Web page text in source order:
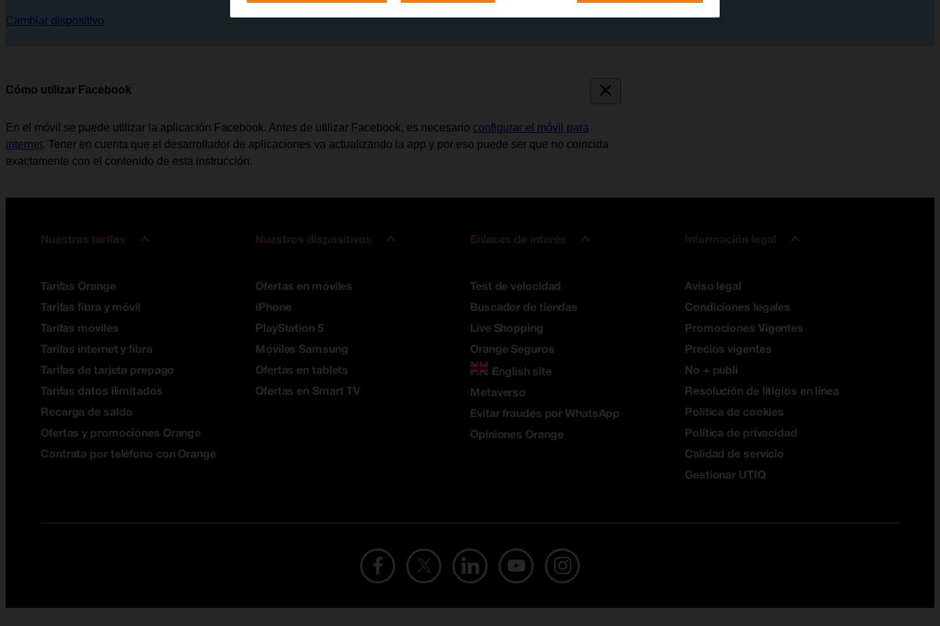
Cambiar dispositivo
Cómo utilizar Facebook
En el móvil se puede utilizar la aplicación Facebook. Antes de utilizar Facebook, es necesario configurar el móvil para
internet. Tener en cuenta que el desarrollador de aplicaciones va actualizando la app y por eso puede ser que no coincida
exactamente con el contenido de esta instrucción.
Nuestras tarifas
Tarifas Orange
Tarifas fibra y móvil
Tarifas móviles
Tarifas internet y fibra
Tarifas de tarjeta prepago
Tarifas datos ilimitados
Recarga de saldo
Ofertas y promociones Orange
Contrata por teléfono con Orange
Nuestros dispositivos
Ofertas en móviles
iPhone
PlayStation 5
Móviles Samsung
Ofertas en tablets
Ofertas en Smart TV
Enlaces de interés
Test de velocidad
Buscador de tiendas
Live Shopping
Orange Seguros
English site
Metaverso
Evitar fraudes por WhatsApp
Opiniones Orange
Información legal
Aviso legal
Condiciones legales
Promociones Vigentes
Precios vigentes
No + publi
Resolución de litigios en línea
Política de cookies
Política de privacidad
Calidad de servicio
Gestionar UTIQ